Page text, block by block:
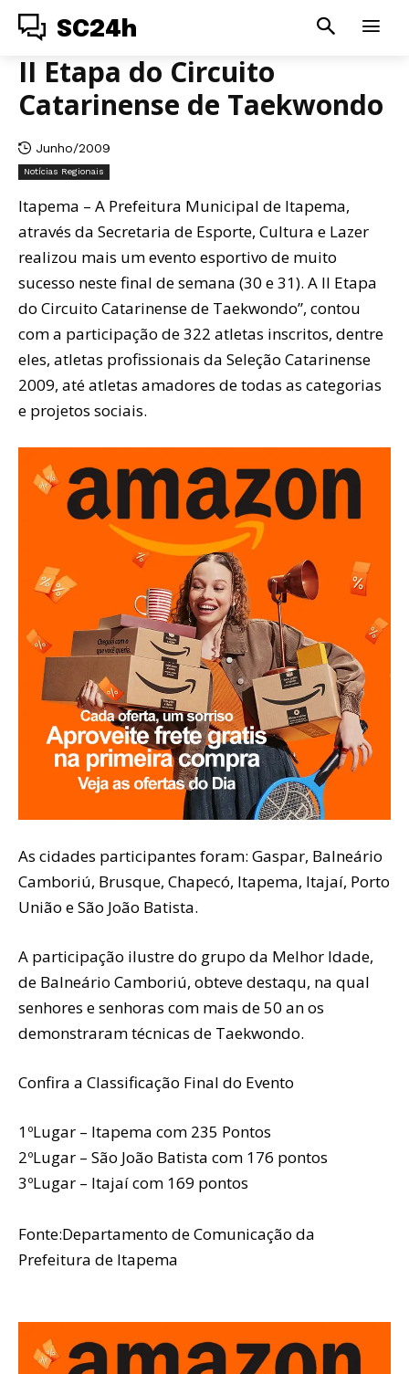
SC24h
II Etapa do Circuito
Catarinense de Taekwondo
Junho/2009
Notícias Regionais
Itapema – A Prefeitura Municipal de Itapema,
através da Secretaria de Esporte, Cultura e Lazer
realizou mais um evento esportivo de muito
sucesso neste final de semana (30 e 31). A II Etapa
do Circuito Catarinense de Taekwondo”, contou
com a participação de 322 atletas inscritos, dentre
eles, atletas profissionais da Seleção Catarinense
2009, até atletas amadores de todas as categorias
e projetos sociais.
As cidades participantes foram: Gaspar, Balneário
Camboriú, Brusque, Chapecó, Itapema, Itajaí, Porto
União e São João Batista.
A participação ilustre do grupo da Melhor Idade,
de Balneário Camboriú, obteve destaqu, na qual
senhores e senhoras com mais de 50 an os
demonstraram técnicas de Taekwondo.
Confira a Classificação Final do Evento
1ºLugar – Itapema com 235 Pontos
2ºLugar – São João Batista com 176 pontos
3ºLugar – Itajaí com 169 pontos
Fonte:Departamento de Comunicação da
Prefeitura de Itapema